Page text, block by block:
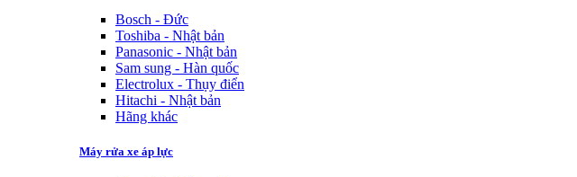
Bosch - Đức
Toshiba - Nhật bản
Panasonic - Nhật bản
Sam sung - Hàn quốc
Electrolux - Thụy điển
Hitachi - Nhật bản
Hãng khác
Máy rửa xe áp lực